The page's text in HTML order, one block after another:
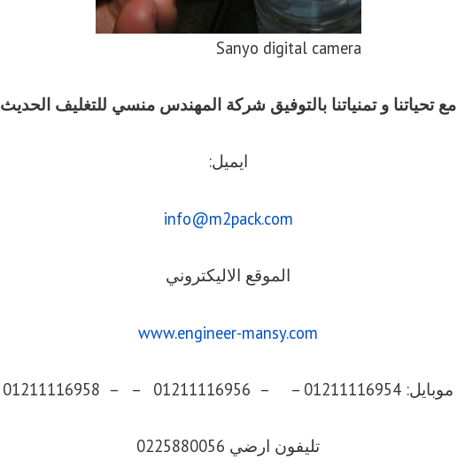
Sanyo digital camera
مع تحياتنا و تمنياتنا بالتوفيق شركة المهندس منسي للتغليف الحديث
ايميل:
info@m2pack.com
الموقع الاليكتروني
www.engineer-mansy.com
موبايل: 01211116954 – – 01211116956 – – 01211116958
تليفون ارضي 0225880056